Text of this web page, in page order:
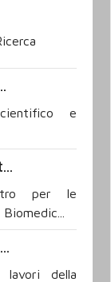
e
per le
della